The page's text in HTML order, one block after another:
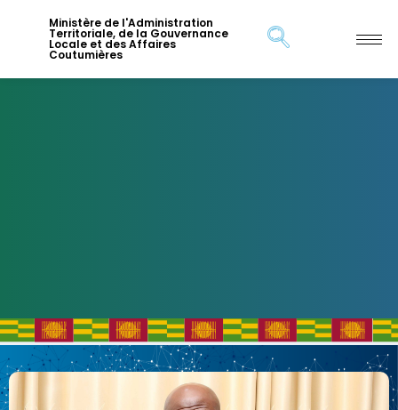
Ministère de l'Administration
Territoriale, de la Gouvernance
Locale et des Affaires
Coutumières